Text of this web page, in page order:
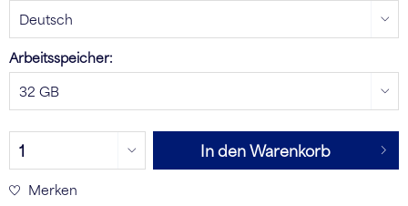
Arbeitsspeicher:
In den Warenkorb
Merken